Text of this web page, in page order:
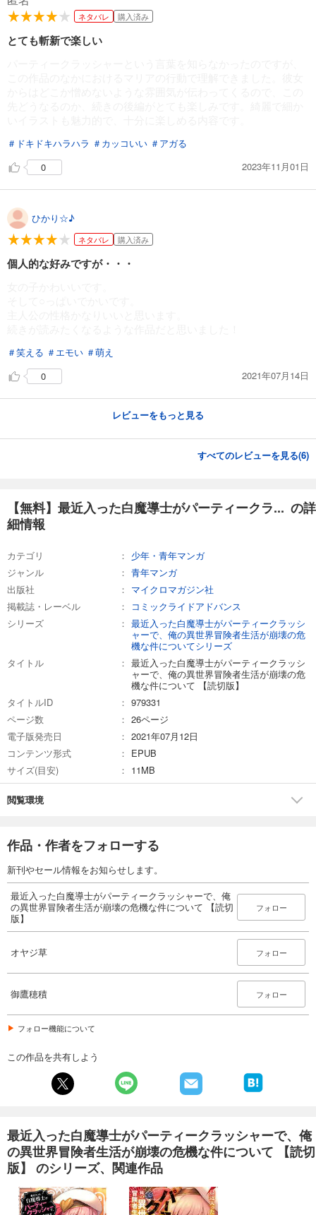
ネタバレ 購入済み
とても斬新で楽しい
＃ドキドキハラハラ ＃カッコいい ＃アガる
0
2023年11月01日
ひかり☆♪
ネタバレ 購入済み
個人的な好みですが・・・
＃笑える ＃エモい ＃萌え
0
2021年07月14日
レビューをもっと見る
すべてのレビューを見る(6)
【無料】最近入った白魔導士がパーティークラ... の詳
細情報
カテゴリ
少年・青年マンガ
ジャンル
青年マンガ
出版社
マイクロマガジン社
掲載誌・レーベル
コミックライドアドバンス
シリーズ
最近入った白魔導士がパーティークラッシ
ャーで、俺の異世界冒険者生活が崩壊の危
機な件についてシリーズ
タイトル
最近入った白魔導士がパーティークラッシ
ャーで、俺の異世界冒険者生活が崩壊の危
機な件について 【読切版】
タイトルID
979331
ページ数
26ページ
電子版発売日
2021年07月12日
コンテンツ形式
EPUB
サイズ(目安)
11MB
閲覧環境
作品・作者をフォローする
新刊やセール情報をお知らせします。
最近入った白魔導士がパーティークラッシャーで、俺
の異世界冒険者生活が崩壊の危機な件について 【読切
版】
フォロー
オヤジ草 フォロー
御鷹穂積 フォロー
フォロー機能について
この作品を共有しよう
最近入った白魔導士がパーティークラッシャーで、俺
の異世界冒険者生活が崩壊の危機な件について 【読切
版】 のシリーズ、関連作品